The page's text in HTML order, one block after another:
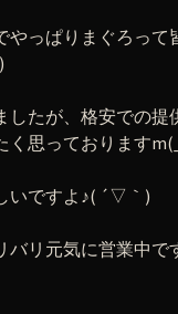
やっぱりまぐろって
したが、格安での提
く思っております
いですよ♪( ´▽｀)
バリ元気に営業中で